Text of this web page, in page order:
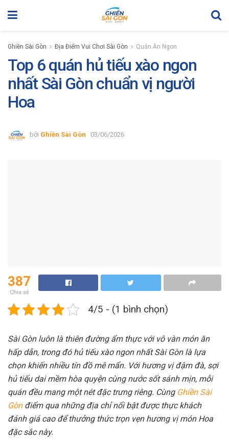
Ghiền Sài Gòn Địa Điểm Vui Chơi Sài Gòn Quán Ăn Ngon
Top 6 quán hủ tiếu xào ngon
nhất Sài Gòn chuẩn vị người
Hoa
bởi Ghiền Sài Gòn 03/06/2026
387
Chia sẻ
4/5 - (1 bình chọn)
Sài Gòn luôn là thiên đường ẩm thực với vô vàn món ăn
hấp dẫn, trong đó hủ tiếu xào ngon nhất Sài Gòn là lựa
chọn khiến nhiều tín đồ mê mẩn. Với hương vị đậm đà, sợi
hủ tiếu dai mềm hòa quyện cùng nước sốt sánh mịn, mỗi
quán đều mang một nét đặc trưng riêng. Cùng Ghiền Sài
Gònđiểm qua những địa chỉ nổi bật được thực khách
đánh giá cao để thưởng thức trọn vẹn hương vị món Hoa
đặc sắc này.